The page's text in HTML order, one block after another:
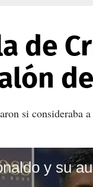
de
si consideraba
y su